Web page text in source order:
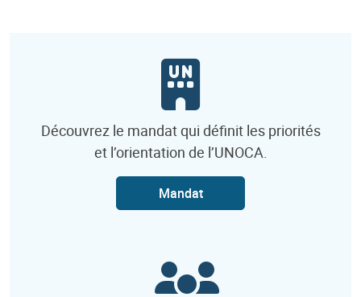
Découvrez le mandat qui définit les priorités
et l’orientation de l’UNOCA.
Mandat